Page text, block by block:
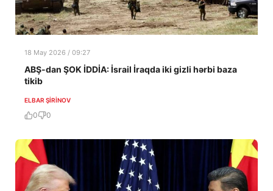
18 May 2026 / 09:27
ABŞ-dan ŞOK İDDİA: İsrail İraqda iki gizli hərbi baza
tikib
ELBAR ŞIRINOV
0 0